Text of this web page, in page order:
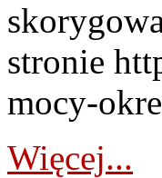
stronie
mocy-
Więcej...